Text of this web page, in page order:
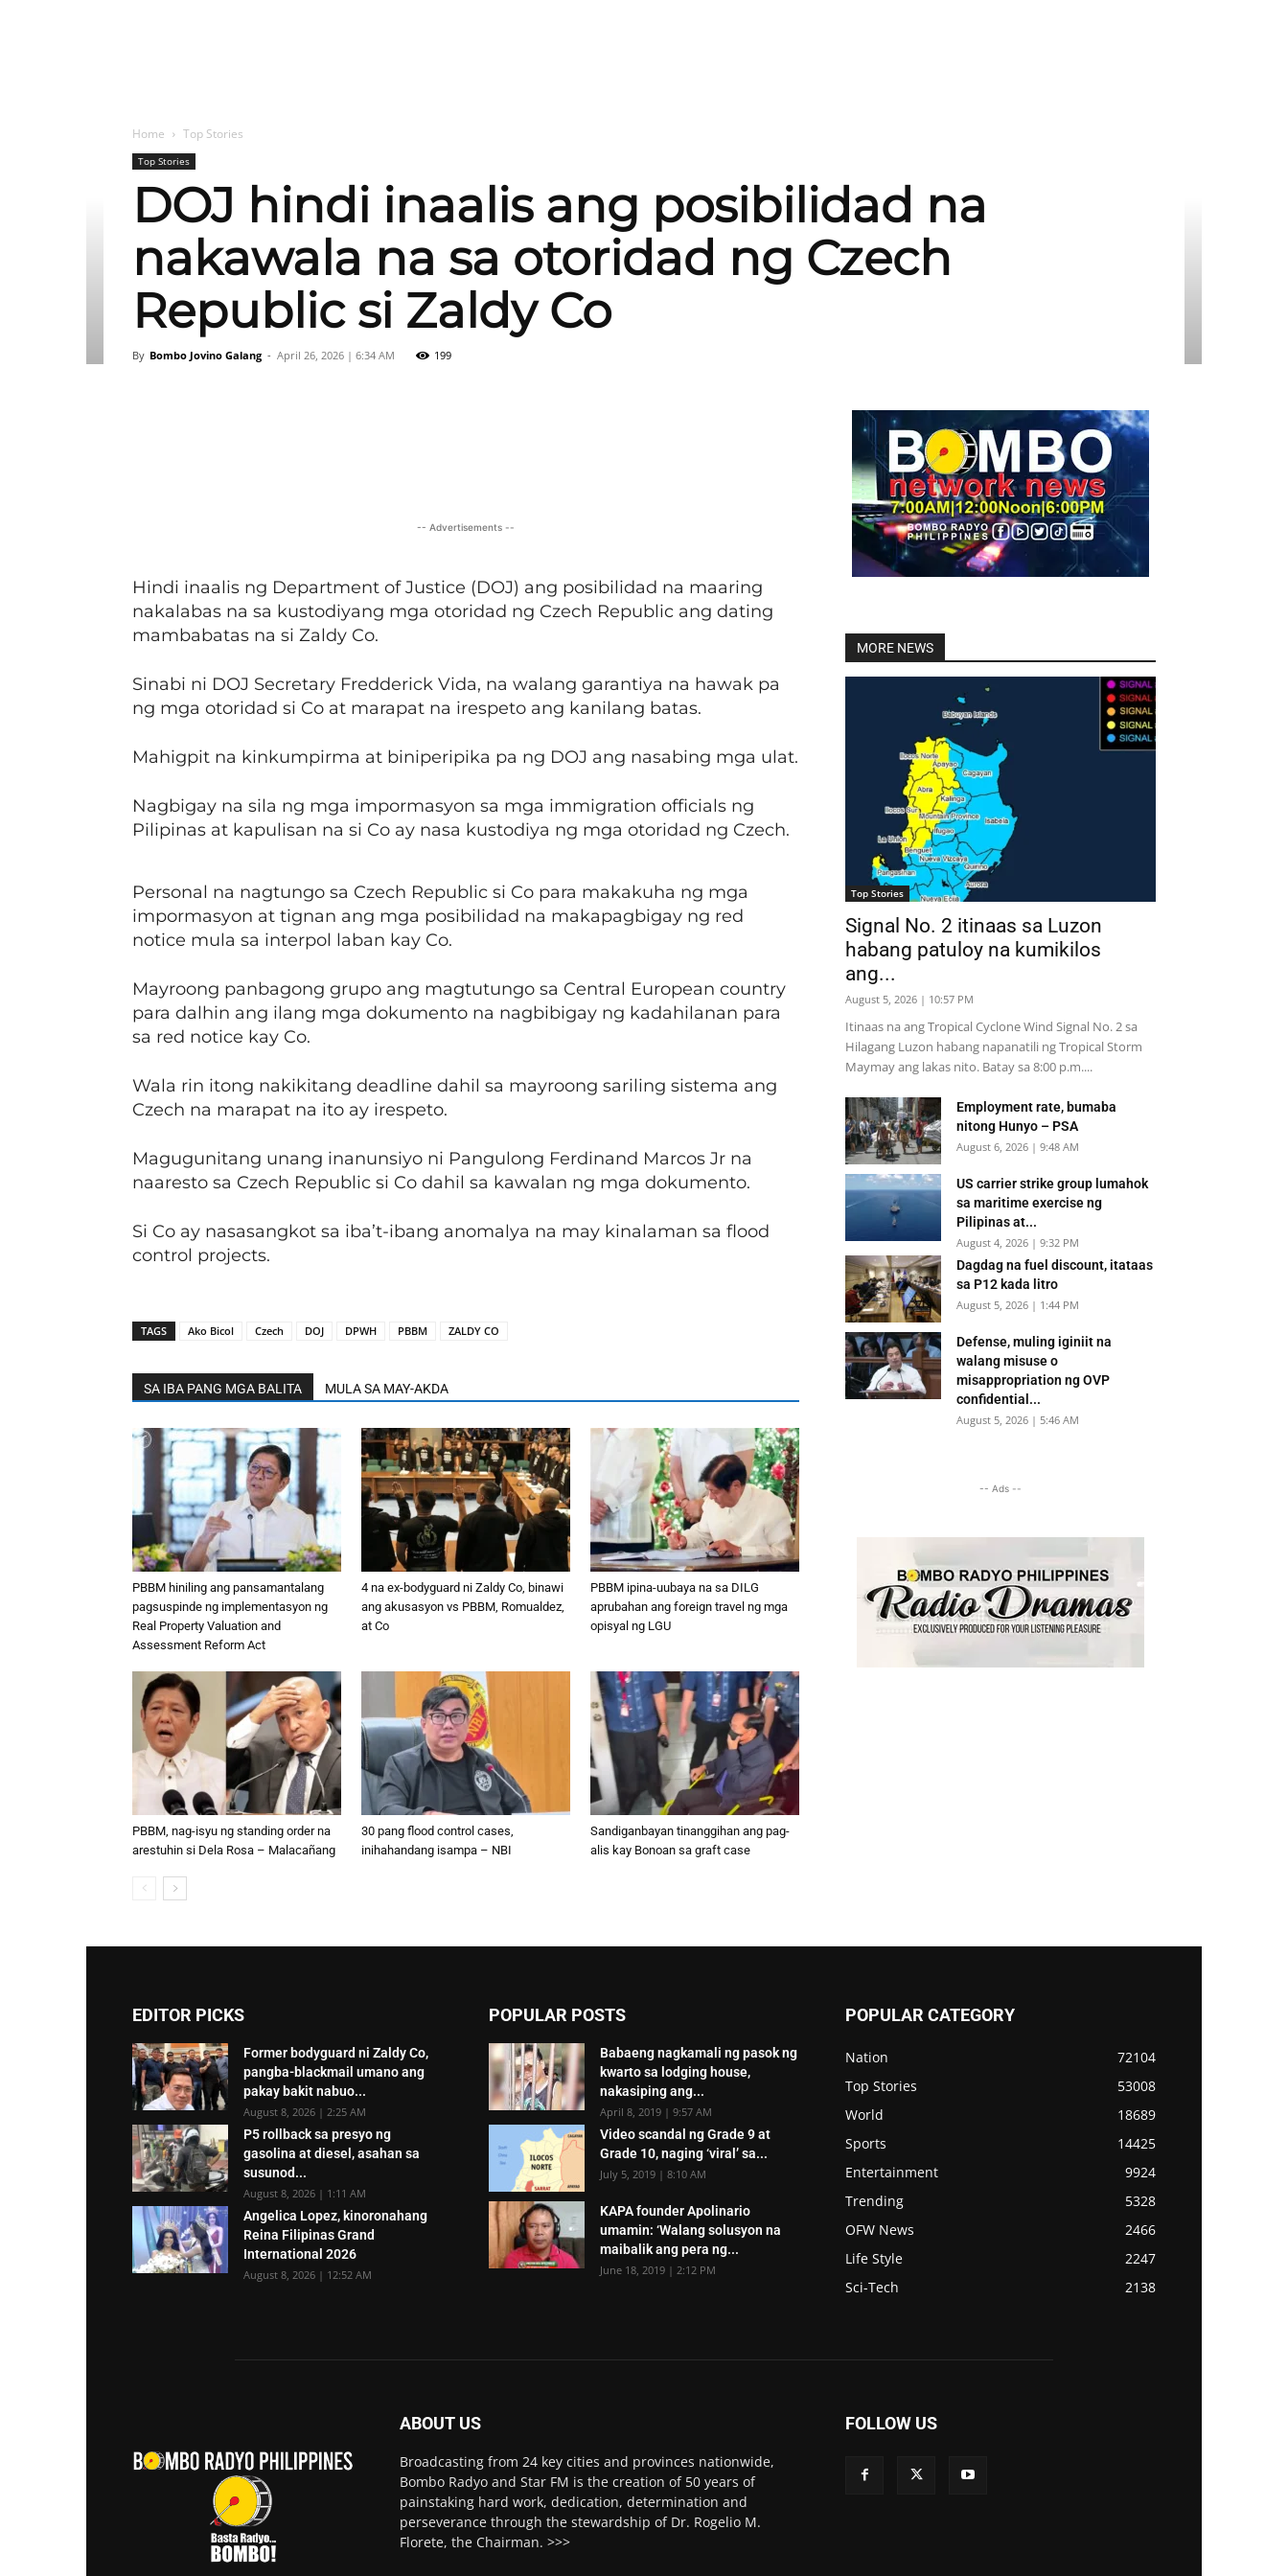
Home Top Stories
Top Stories
DOJ hindi inaalis ang posibilidad na
nakawala na sa otoridad ng Czech
Republic si Zaldy Co
By Bombo Jovino Galang - April 26, 2026 | 6:34 AM 199
Linkedin
-- Advertisements --
Hindi inaalis ng Department of Justice (DOJ) ang posibilidad na maaring
nakalabas na sa kustodiyang mga otoridad ng Czech Republic ang dating
mambabatas na si Zaldy Co.
Sinabi ni DOJ Secretary Fredderick Vida, na walang garantiya na hawak pa
ng mga otoridad si Co at marapat na irespeto ang kanilang batas.
Mahigpit na kinkumpirma at biniperipika pa ng DOJ ang nasabing mga ulat.
Nagbigay na sila ng mga impormasyon sa mga immigration officials ng
Pilipinas at kapulisan na si Co ay nasa kustodiya ng mga otoridad ng Czech.
Personal na nagtungo sa Czech Republic si Co para makakuha ng mga
impormasyon at tignan ang mga posibilidad na makapagbigay ng red
notice mula sa interpol laban kay Co.
Mayroong panbagong grupo ang magtutungo sa Central European country
para dalhin ang ilang mga dokumento na nagbibigay ng kadahilanan para
sa red notice kay Co.
Wala rin itong nakikitang deadline dahil sa mayroong sariling sistema ang
Czech na marapat na ito ay irespeto.
Magugunitang unang inanunsiyo ni Pangulong Ferdinand Marcos Jr na
naaresto sa Czech Republic si Co dahil sa kawalan ng mga dokumento.
Si Co ay nasasangkot sa iba’t-ibang anomalya na may kinalaman sa flood
control projects.
TAGS Ako Bicol Czech DOJ DPWH PBBM ZALDY CO
SA IBA PANG MGA BALITA MULA SA MAY-AKDA
PBBM hiniling ang pansamantalang
pagsuspinde ng implementasyon ng
Real Property Valuation and
Assessment Reform Act
4 na ex-bodyguard ni Zaldy Co, binawi
ang akusasyon vs PBBM, Romualdez,
at Co
PBBM ipina-uubaya na sa DILG
aprubahan ang foreign travel ng mga
opisyal ng LGU
PBBM, nag-isyu ng standing order na
arestuhin si Dela Rosa – Malacañang
30 pang flood control cases,
inihahandang isampa – NBI
Sandiganbayan tinanggihan ang pag-
alis kay Bonoan sa graft case
MORE NEWS
Top Stories
Signal No. 2 itinaas sa Luzon
habang patuloy na kumikilos
ang...
August 5, 2026 | 10:57 PM
Itinaas na ang Tropical Cyclone Wind Signal No. 2 sa
Hilagang Luzon habang napanatili ng Tropical Storm
Maymay ang lakas nito. Batay sa 8:00 p.m....
Employment rate, bumaba
nitong Hunyo – PSA
August 6, 2026 | 9:48 AM
US carrier strike group lumahok
sa maritime exercise ng
Pilipinas at...
August 4, 2026 | 9:32 PM
Dagdag na fuel discount, itataas
sa P12 kada litro
August 5, 2026 | 1:44 PM
Defense, muling iginiit na
walang misuse o
misappropriation ng OVP
confidential...
August 5, 2026 | 5:46 AM
-- Ads --
EDITOR PICKS
Former bodyguard ni Zaldy Co,
pangba-blackmail umano ang
pakay bakit nabuo...
August 8, 2026 | 2:25 AM
P5 rollback sa presyo ng
gasolina at diesel, asahan sa
susunod...
August 8, 2026 | 1:11 AM
Angelica Lopez, kinoronahang
Reina Filipinas Grand
International 2026
August 8, 2026 | 12:52 AM
POPULAR POSTS
Babaeng nagkamali ng pasok ng
kwarto sa lodging house,
nakasiping ang...
April 8, 2019 | 9:57 AM
Video scandal ng Grade 9 at
Grade 10, naging ‘viral’ sa...
July 5, 2019 | 8:10 AM
KAPA founder Apolinario
umamin: ‘Walang solusyon na
maibalik ang pera ng...
June 18, 2019 | 2:12 PM
POPULAR CATEGORY
Nation
72104
Top Stories
53008
World
18689
Sports
14425
Entertainment
9924
Trending
5328
OFW News
2466
Life Style
2247
Sci-Tech
2138
ABOUT US
Broadcasting from 24 key cities and provinces nationwide,
Bombo Radyo and Star FM is the creation of 50 years of
painstaking hard work, dedication, determination and
perseverance through the stewardship of Dr. Rogelio M.
Florete, the Chairman. >>>
FOLLOW US